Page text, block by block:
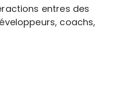
entres des
coachs,